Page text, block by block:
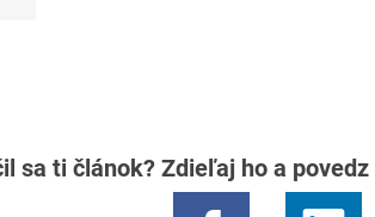
sa ti článok? Zdieľaj ho a